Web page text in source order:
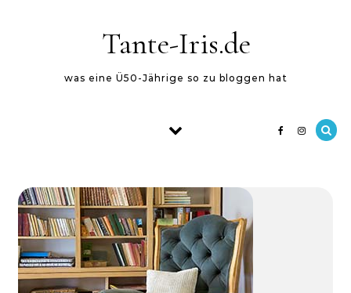
Tante-Iris.de
was eine Ü50-Jährige so zu bloggen hat